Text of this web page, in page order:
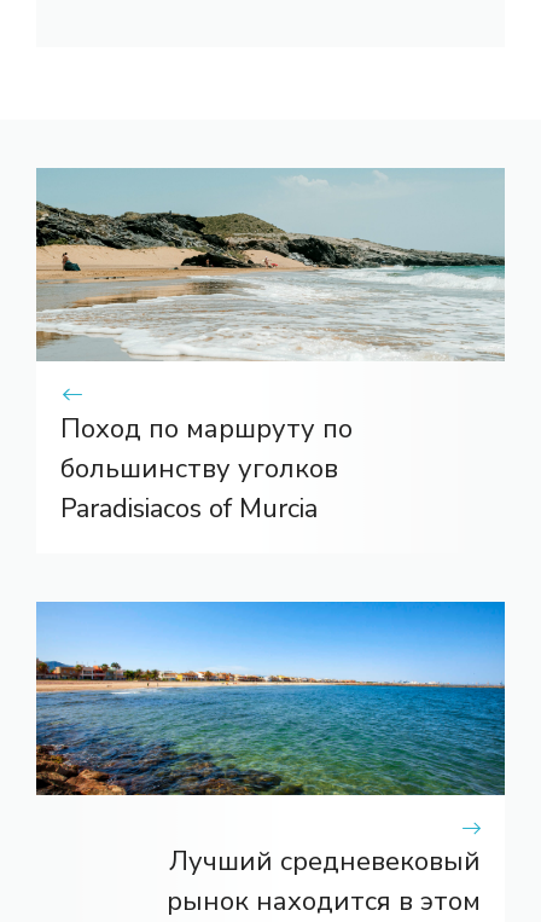
Поход по маршруту по
большинству уголков
Paradisiacos of Murcia
Лучший средневековый
рынок находится в этом